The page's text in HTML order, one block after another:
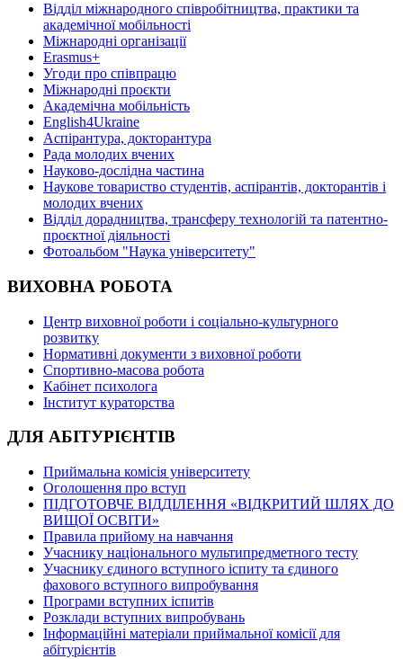
Відділ міжнародного співробітництва, практики та
академічної мобільності
Міжнародні організації
Erasmus+
Угоди про співпрацю
Міжнародні проєкти
Академічна мобільність
English4Ukraine
Аспірантура, докторантура
Рада молодих вчених
Науково-дослідна частина
Наукове товариство студентів, аспірантів, докторантів і
молодих вчених
Відділ дорадництва, трансферу технологій та патентно-
проєктної діяльності
Фотоальбом "Наука університету"
ВИХОВНА РОБОТА
Центр виховної роботи і соціально-культурного
розвитку
Нормативні документи з виховної роботи
Спортивно-масова робота
Кабінет психолога
Інститут кураторства
ДЛЯ АБІТУРІЄНТІВ
Приймальна комісія університету
Оголошення про вступ
ПІДГОТОВЧЕ ВІДДІЛЕННЯ «ВІДКРИТИЙ ШЛЯХ ДО
ВИЩОЇ ОСВІТИ»
Правила прийому на навчання
Учаснику національного мультипредметного тесту
Учаснику єдиного вступного іспиту та єдиного
фахового вступного випробування
Програми вступних іспитів
Розклади вступних випробувань
Інформаційні матеріали приймальної комісії для
абітурієнтів